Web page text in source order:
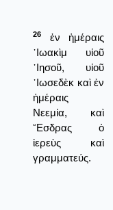
26
ἐν ἡμέραις
᾿Ιωακὶμ υἱοῦ
᾿Ιησοῦ, υἱοῦ
᾿Ιωσεδὲκ καὶ ἐν
ἡμέραις
Νεεμία, καὶ
῎Εσδρας ὁ
ἱερεὺς καὶ
γραμματεύς.